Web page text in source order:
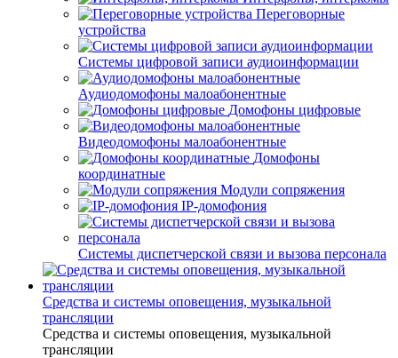
Переговорные
устройства
Системы цифровой записи аудиоинформации
Аудиодомофоны малоабонентные
Домофоны цифровые
Видеодомофоны малоабонентные
Домофоны
координатные
Модули сопряжения
IP-домофония
Системы диспетчерской связи и вызова персонала
Средства и системы оповещения, музыкальной
трансляции
Средства и системы оповещения, музыкальной
трансляции